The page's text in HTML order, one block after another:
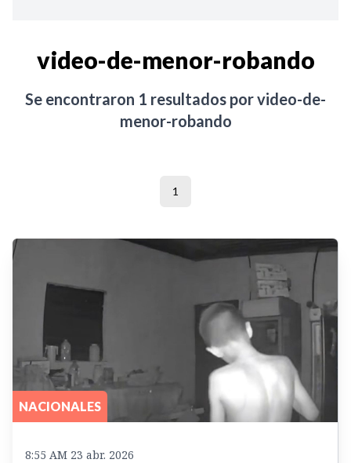
video-de-menor-robando
Se encontraron 1 resultados porvideo-de-
menor-robando
1
NACIONALES
8:55 AM 23 abr. 2026